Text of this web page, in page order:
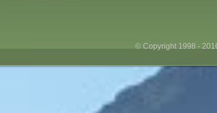
© Copyright 1998 -